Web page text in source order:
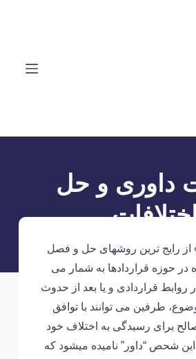
داوری و حل
از رایج ترین روشهای حل و فصل
در حوزه قراردادها به شمار می
روابط قراردادی و یا بعد از حدوث
طرفین می توانند با توافق
برای رسیدگی به اختلاف خود
این شحص “داور” نامیده می­شود که